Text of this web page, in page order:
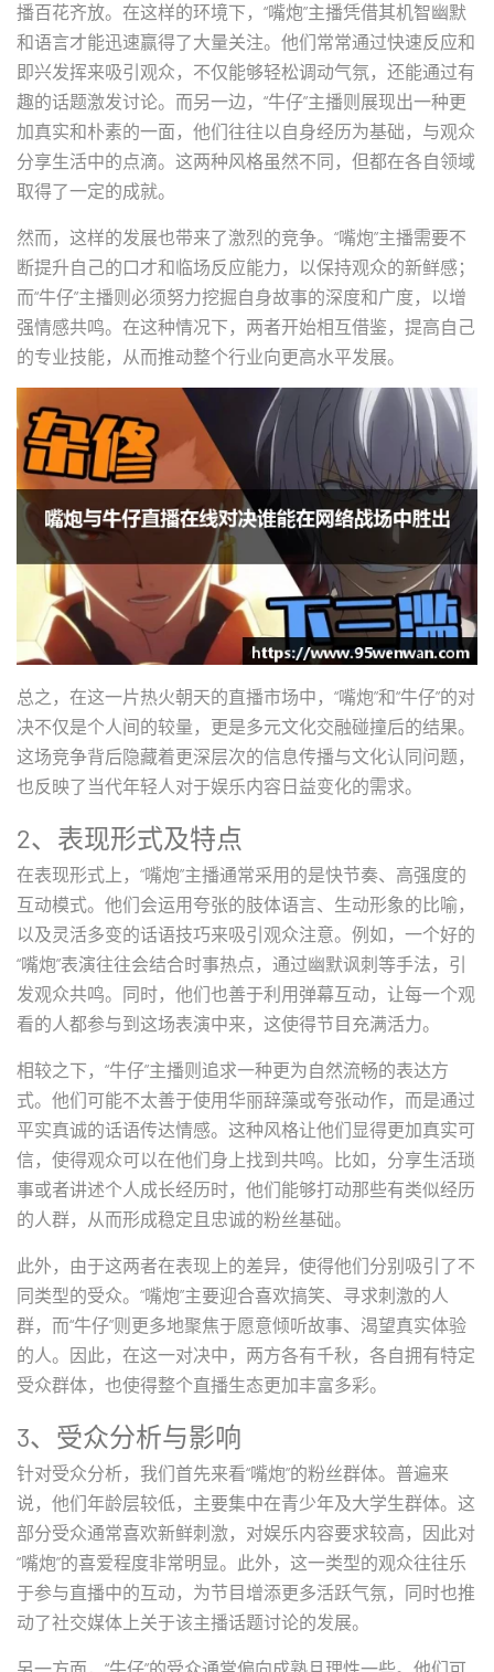
播百花齐放。在这样的环境下，“嘴炮”主播凭借其机智幽默
和语言才能迅速赢得了大量关注。他们常常通过快速反应和
即兴发挥来吸引观众，不仅能够轻松调动气氛，还能通过有
趣的话题激发讨论。而另一边，“牛仔”主播则展现出一种更
加真实和朴素的一面，他们往往以自身经历为基础，与观众
分享生活中的点滴。这两种风格虽然不同，但都在各自领域
取得了一定的成就。
然而，这样的发展也带来了激烈的竞争。“嘴炮”主播需要不
断提升自己的口才和临场反应能力，以保持观众的新鲜感；
而“牛仔”主播则必须努力挖掘自身故事的深度和广度，以增
强情感共鸣。在这种情况下，两者开始相互借鉴，提高自己
的专业技能，从而推动整个行业向更高水平发展。
总之，在这一片热火朝天的直播市场中，“嘴炮”和“牛仔”的对
决不仅是个人间的较量，更是多元文化交融碰撞后的结果。
这场竞争背后隐藏着更深层次的信息传播与文化认同问题，
也反映了当代年轻人对于娱乐内容日益变化的需求。
2、表现形式及特点
在表现形式上，“嘴炮”主播通常采用的是快节奏、高强度的
互动模式。他们会运用夸张的肢体语言、生动形象的比喻，
以及灵活多变的话语技巧来吸引观众注意。例如，一个好的
“嘴炮”表演往往会结合时事热点，通过幽默讽刺等手法，引
发观众共鸣。同时，他们也善于利用弹幕互动，让每一个观
看的人都参与到这场表演中来，这使得节目充满活力。
相较之下，“牛仔”主播则追求一种更为自然流畅的表达方
式。他们可能不太善于使用华丽辞藻或夸张动作，而是通过
平实真诚的话语传达情感。这种风格让他们显得更加真实可
信，使得观众可以在他们身上找到共鸣。比如，分享生活琐
事或者讲述个人成长经历时，他们能够打动那些有类似经历
的人群，从而形成稳定且忠诚的粉丝基础。
此外，由于这两者在表现上的差异，使得他们分别吸引了不
同类型的受众。“嘴炮”主要迎合喜欢搞笑、寻求刺激的人
群，而“牛仔”则更多地聚焦于愿意倾听故事、渴望真实体验
的人。因此，在这一对决中，两方各有千秋，各自拥有特定
受众群体，也使得整个直播生态更加丰富多彩。
3、受众分析与影响
针对受众分析，我们首先来看“嘴炮”的粉丝群体。普遍来
说，他们年龄层较低，主要集中在青少年及大学生群体。这
部分受众通常喜欢新鲜刺激，对娱乐内容要求较高，因此对
“嘴炮”的喜爱程度非常明显。此外，这一类型的观众往往乐
于参与直播中的互动，为节目增添更多活跃气氛，同时也推
动了社交媒体上关于该主播话题讨论的发展。